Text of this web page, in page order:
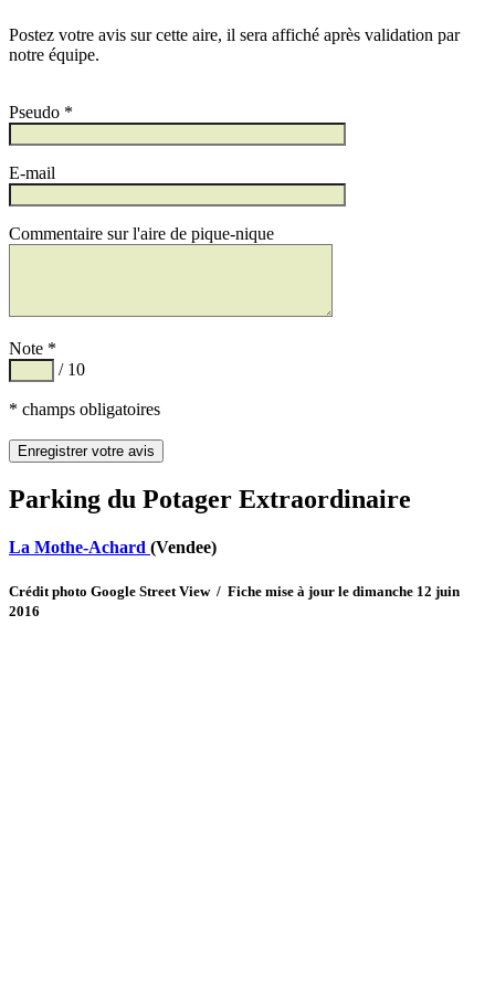
Postez votre avis sur cette aire, il sera affiché après validation par
notre équipe.
Pseudo *
E-mail
Commentaire sur l'aire de pique-nique
Note *
/ 10
* champs obligatoires
Parking du Potager Extraordinaire
La Mothe-Achard (Vendee)
Crédit photo Google Street View / Fiche mise à jour le dimanche 12 juin
2016